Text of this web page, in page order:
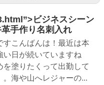
ビジネスシーン
手作り名刺入れ
すこんばんは！最近は本
い日が続いていますね
を塗りたくって出勤して
。海や山へレジャーの...